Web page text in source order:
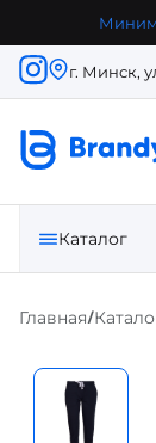
г. Минск,
Каталог
Главная/